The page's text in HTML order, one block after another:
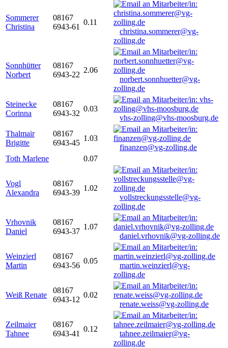
Sommerer
Christina
08167
6943-61
0.11
christina.sommerer@vg-
zolling.de
Sonnhütter
Norbert
08167
6943-22
2.06
norbert.sonnhuetter@vg-
zolling.de
Steinecke
Corinna
08167
6943-32
0.03
vhs-zolling@vhs-moosburg.de
Thalmair
Brigitte
08167
6943-45
1.03
finanzen@vg-zolling.de
Toth Marlene
0.07
Vogl
Alexandra
08167
6943-39
1.02
vollstreckungsstelle@vg-
zolling.de
Vrhovnik
Daniel
08167
6943-37
1.07
daniel.vrhovnik@vg-zolling.de
Weinzierl
Martin
08167
6943-56
0.05
martin.weinzierl@vg-
zolling.de
Weiß Renate
08167
6943-12
0.02
renate.weiss@vg-zolling.de
Zeilmaier
Tahnee
08167
6943-41
0.12
tahnee.zeilmaier@vg-
zolling.de